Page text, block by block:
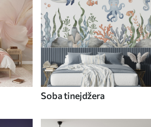
Soba tinejdžera